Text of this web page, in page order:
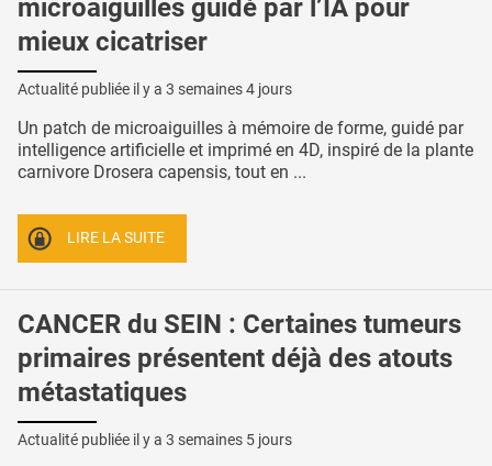
microaiguilles guidé par l’IA pour
mieux cicatriser
Actualité publiée il y a 3 semaines 4 jours
Un patch de microaiguilles à mémoire de forme, guidé par
intelligence artificielle et imprimé en 4D, inspiré de la plante
carnivore Drosera capensis, tout en ...
LIRE LA SUITE
CANCER du SEIN : Certaines tumeurs
primaires présentent déjà des atouts
métastatiques
Actualité publiée il y a 3 semaines 5 jours